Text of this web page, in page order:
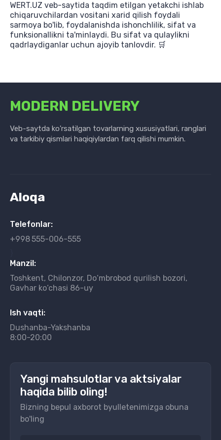
WERT.UZ veb-saytida taqdim etilgan yetakchi ishlab
chiqaruvchilardan vositani xarid qilish foydali
sarmoya bo'lib, foydalanishda ishonchlilik, sifat va
funksionallikni ta'minlaydi. Bu sifat va qulaylikni
qadrlaydiganlar uchun ajoyib tanlovdir. 🛒
MODERN DELIVERY
Veb-saytda ko'rsatilgan tovarlarning xususiyatlari, ranglari
va tarkibiy qismlari haqiqiylardan farq qilishi mumkin.
Aloqa
Telefonlar:
+998555-006-555
Manzil:
Toshkent, Chilonzor, Do‘mbrobod qurilish bozori,
Gavhar ko‘chasi 86-uy
Ish vaqti:
Dushanba-Yakshanba
8:00-20:00
Yangi mahsulotlar va aktsiyalar
haqida bilib oling!
Bizning bepul axborot byulletenimizga obuna
bo'ling